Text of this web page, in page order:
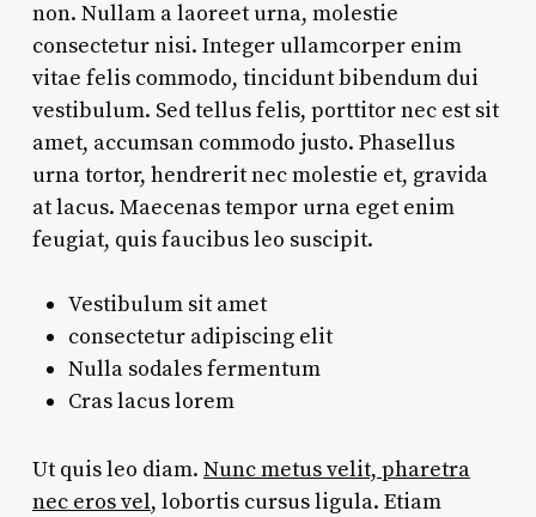
non. Nullam a laoreet urna, molestie
consectetur nisi. Integer ullamcorper enim
vitae felis commodo, tincidunt bibendum dui
vestibulum. Sed tellus felis, porttitor nec est sit
amet, accumsan commodo justo. Phasellus
urna tortor, hendrerit nec molestie et, gravida
at lacus. Maecenas tempor urna eget enim
feugiat, quis faucibus leo suscipit.
Vestibulum sit amet
consectetur adipiscing elit
Nulla sodales fermentum
Cras lacus lorem
Ut quis leo diam. Nunc metus velit, pharetra
nec eros vel, lobortis cursus ligula. Etiam